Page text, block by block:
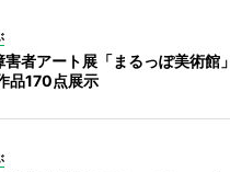
者アート展「まるっぽ美術館」
品170点展示